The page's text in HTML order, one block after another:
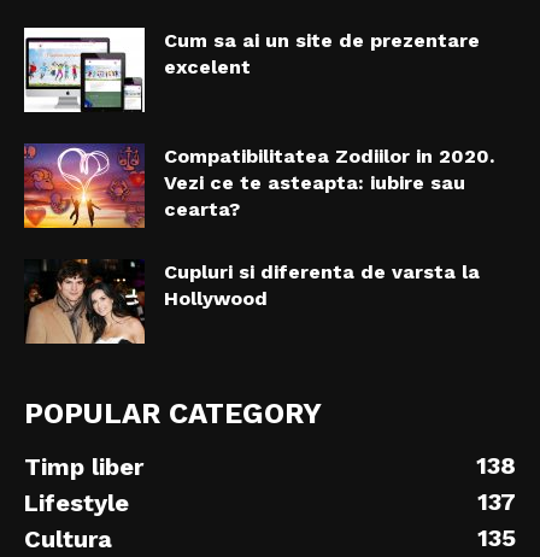
Cum sa ai un site de prezentare
excelent
Compatibilitatea Zodiilor in 2020.
Vezi ce te asteapta: iubire sau
cearta?
Cupluri si diferenta de varsta la
Hollywood
POPULAR CATEGORY
Timp liber
138
Lifestyle
137
Cultura
135